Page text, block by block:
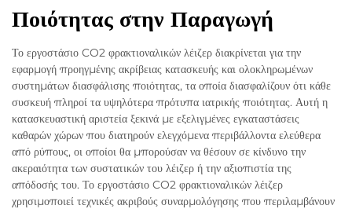
Ποιότητας στην Παραγωγή
Το εργοστάσιο CO2 φρακτιοναλικών λέιζερ διακρίνεται για την
εφαρμογή προηγμένης ακρίβειας κατασκευής και ολοκληρωμένων
συστημάτων διασφάλισης ποιότητας, τα οποία διασφαλίζουν ότι κάθε
συσκευή πληροί τα υψηλότερα πρότυπα ιατρικής ποιότητας. Αυτή η
κατασκευαστική αριστεία ξεκινά με εξελιγμένες εγκαταστάσεις
καθαρών χώρων που διατηρούν ελεγχόμενα περιβάλλοντα ελεύθερα
από ρύπους, οι οποίοι θα μπορούσαν να θέσουν σε κίνδυνο την
ακεραιότητα των συστατικών του λέιζερ ή την αξιοπιστία της
απόδοσής του. Το εργοστάσιο CO2 φρακτιοναλικών λέιζερ
χρησιμοποιεί τεχνικές ακριβούς συναρμολόγησης που περιλαμβάνουν